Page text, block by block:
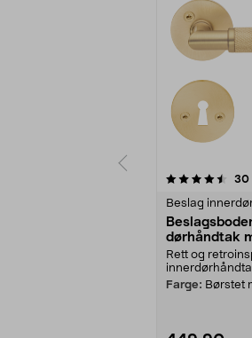
30
Beslag
dørhåndtak
innerdør
Rett og
Farge: Børstet
4.0